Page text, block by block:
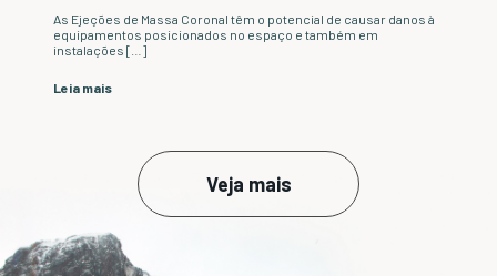
As Ejeções de Massa Coronal têm o potencial de causar danos à
equipamentos posicionados no espaço e também em
instalações […]
Leia mais
Veja mais